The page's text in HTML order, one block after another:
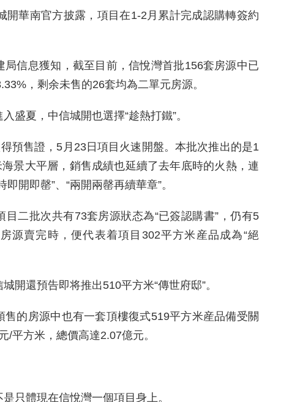
開華南官方披露，項目在1-2月累計完成認購轉簽約
局信息獲知，截至目前，信悅灣首批156套房源中已
，剩余未售的26套均為二單元房源。
盛夏，中信城開也選擇“趁熱打鐵”。
預售證，5月23日項目火速開盤。本批次推出的是1
景大平層，銷售成績也延續了去年底時的火熱，連
開即罄”、“兩開兩罄再續華章”。
目二批次共有73套房源狀态為“已簽認購書”，仍有5
源賣完時，便代表着項目302平方米産品成為“絕
開還預告即将推出510平方米“傳世府邸”。
售的房源中也有一套頂樓復式519平方米産品備受關
/平方米，總價高達2.07億元。
只體現在信悅灣一個項目身上。